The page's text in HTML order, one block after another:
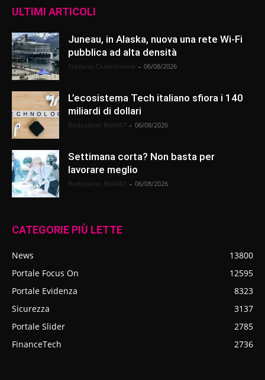
ULTIMI ARTICOLI
Juneau, in Alaska, nuova una rete Wi-Fi
pubblica ad alta densità
- 06/08/2026
L’ecosistema Tech italiano sfiora i 140
miliardi di dollari
- 06/08/2026
Settimana corta? Non basta per
lavorare meglio
- 06/08/2026
CATEGORIE PIÙ LETTE
News
13800
Portale Focus On
12595
Portale Evidenza
8323
Sicurezza
3137
Portale Slider
2785
FinanceTech
2736